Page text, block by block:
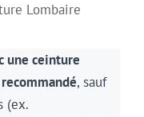
Lombaire
une ceinture
, sauf
(ex.